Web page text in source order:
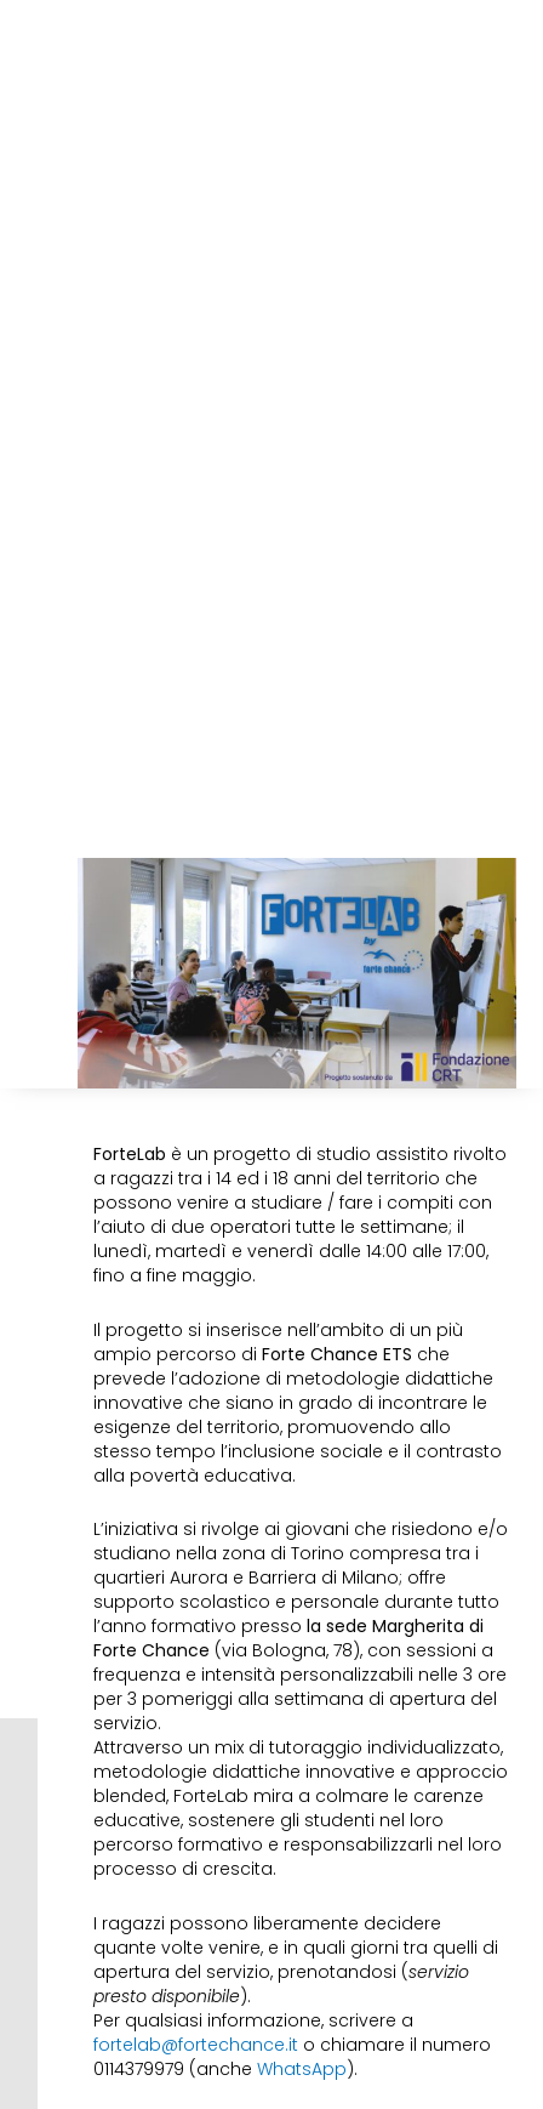
ForteLab è un progetto di studio assistito rivolto
a ragazzi tra i 14 ed i 18 anni del territorio che
possono venire a studiare / fare i compiti con
l’aiuto di due operatori tutte le settimane; il
lunedì, martedì e venerdì dalle 14:00 alle 17:00,
fino a fine maggio.
Il progetto si inserisce nell’ambito di un più
ampio percorso di Forte Chance ETS che
prevede l’adozione di metodologie didattiche
innovative che siano in grado di incontrare le
esigenze del territorio, promuovendo allo
stesso tempo l’inclusione sociale e il contrasto
alla povertà educativa.
L’iniziativa si rivolge ai giovani che risiedono e/o
studiano nella zona di Torino compresa tra i
quartieri Aurora e Barriera di Milano; offre
supporto scolastico e personale durante tutto
l’anno formativo presso la sede Margherita di
Forte Chance (via Bologna, 78), con sessioni a
frequenza e intensità personalizzabili nelle 3 ore
per 3 pomeriggi alla settimana di apertura del
servizio.
Attraverso un mix di tutoraggio individualizzato,
metodologie didattiche innovative e approccio
blended, ForteLab mira a colmare le carenze
educative, sostenere gli studenti nel loro
percorso formativo e responsabilizzarli nel loro
processo di crescita.
I ragazzi possono liberamente decidere
quante volte venire, e in quali giorni tra quelli di
apertura del servizio, prenotandosi (servizio
presto disponibile).
Per qualsiasi informazione, scrivere a
fortelab@fortechance.ito chiamare il numero
0114379979 (anche WhatsApp).